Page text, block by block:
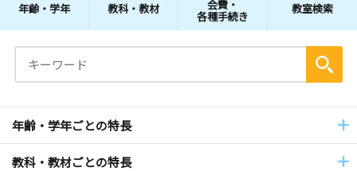
年齢・学年 教科・教材 会費・
各種手続き
教室検索
年齢・学年ごとの特長
教科・教材ごとの特長